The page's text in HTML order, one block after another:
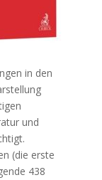
in den
und
(die erste
438